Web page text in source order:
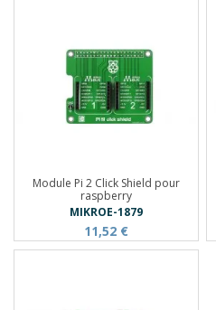
Module Pi 2 Click Shield pour
raspberry
MIKROE-1879
11,52 €